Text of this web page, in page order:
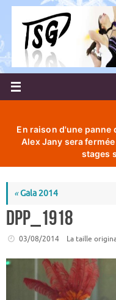
Passer
contenu
En raison d'une panne
Alex Jany sera
stages
«Gala 2014
DPP_1918
03/08/2014 La taille